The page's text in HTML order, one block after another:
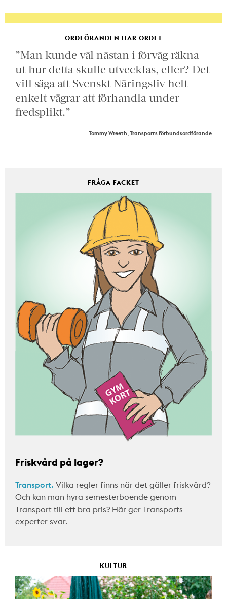
ORDFÖRANDEN HAR ORDET
”Man kunde väl nästan i förväg räkna
ut hur detta skulle utvecklas, eller? Det
vill säga att Svenskt Näringsliv helt
enkelt vägrar att förhandla under
fredsplikt.”
Tommy Wreeth, Transports förbundsordförande
FRÅGA FACKET
Friskvård på lager?
Transport. Vilka regler finns när det gäller friskvård?
Och kan man hyra semesterboende genom
Transport till ett bra pris? Här ger Transports
experter svar.
KULTUR